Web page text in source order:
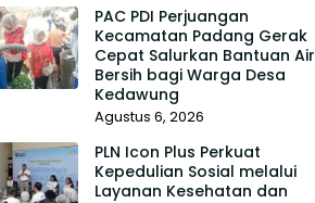
PAC PDI Perjuangan
Kecamatan Padang Gerak
Cepat Salurkan Bantuan Air
Bersih bagi Warga Desa
Kedawung
Agustus 6, 2026
PLN Icon Plus Perkuat
Kepedulian Sosial melalui
Layanan Kesehatan dan